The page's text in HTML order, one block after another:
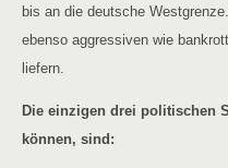
bis an die deutsche
ebenso aggressiven wie
liefern.
Die einzigen drei politischen
können, sind: